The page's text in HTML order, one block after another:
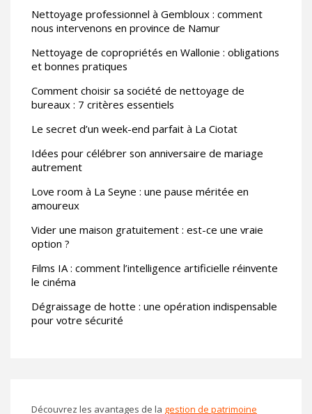
Nettoyage professionnel à Gembloux : comment
nous intervenons en province de Namur
Nettoyage de copropriétés en Wallonie : obligations
et bonnes pratiques
Comment choisir sa société de nettoyage de
bureaux : 7 critères essentiels
Le secret d’un week-end parfait à La Ciotat
Idées pour célébrer son anniversaire de mariage
autrement
Love room à La Seyne : une pause méritée en
amoureux
Vider une maison gratuitement : est-ce une vraie
option ?
Films IA : comment l’intelligence artificielle réinvente
le cinéma
Dégraissage de hotte : une opération indispensable
pour votre sécurité
Découvrez les avantages de la gestion de patrimoine